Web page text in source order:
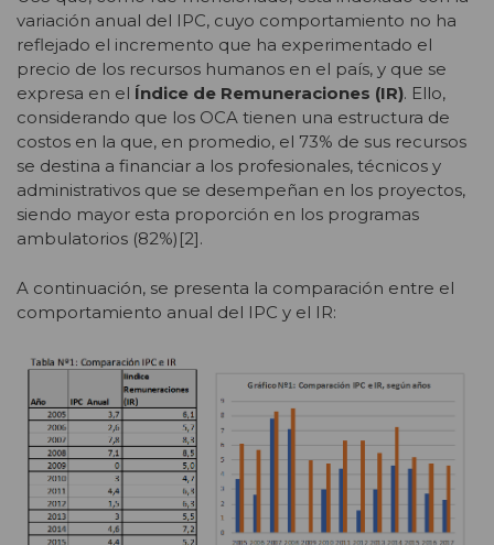
variación anual del IPC, cuyo comportamiento no ha
reflejado el incremento que ha experimentado el
precio de los recursos humanos en el país, y que se
expresa en el Índice de Remuneraciones (IR). Ello,
considerando que los OCA tienen una estructura de
costos en la que, en promedio, el 73% de sus recursos
se destina a financiar a los profesionales, técnicos y
administrativos que se desempeñan en los proyectos,
siendo mayor esta proporción en los programas
ambulatorios (82%)[2].
A continuación, se presenta la comparación entre el
comportamiento anual del IPC y el IR: